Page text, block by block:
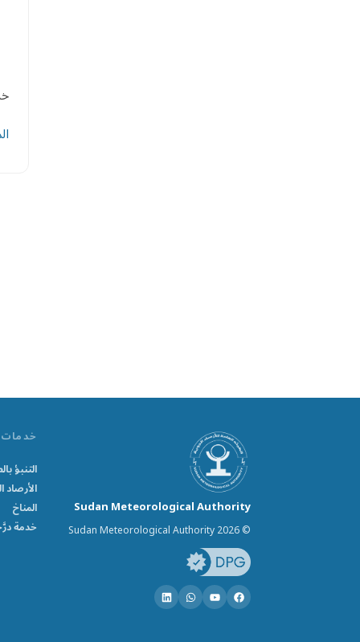
Sudan Meteorological Authority
© Sudan Meteorological Authority 2026
خدمات
التنبؤ
الأرصاد
المناخ
خدمة